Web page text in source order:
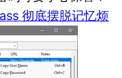
彻底摆脱记忆烦